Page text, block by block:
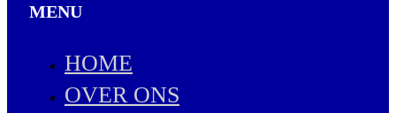
MENU
HOME
OVER ONS